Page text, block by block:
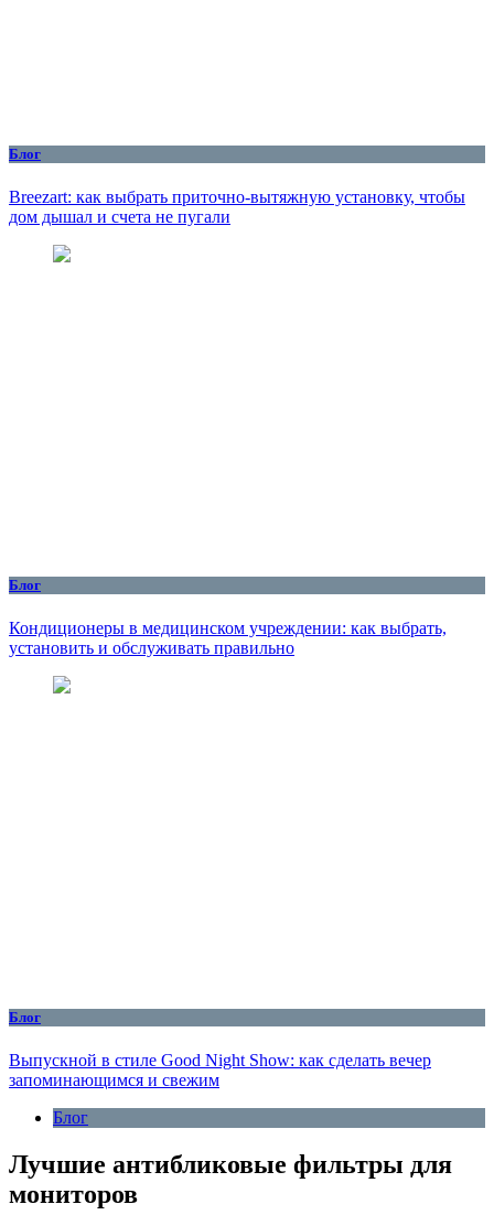
Блог
Breezart: как выбрать приточно-вытяжную установку, чтобы
дом дышал и счета не пугали
Блог
Кондиционеры в медицинском учреждении: как выбрать,
установить и обслуживать правильно
Блог
Выпускной в стиле Good Night Show: как сделать вечер
запоминающимся и свежим
Блог
Лучшие антибликовые фильтры для
мониторов